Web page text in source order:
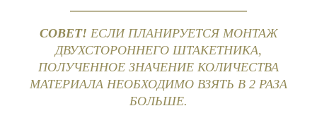
СОВЕТ! ЕСЛИ ПЛАНИРУЕТСЯ МОНТАЖ
ДВУХСТОРОННЕГО ШТАКЕТНИКА,
ПОЛУЧЕННОЕ ЗНАЧЕНИЕ КОЛИЧЕСТВА
МАТЕРИАЛА НЕОБХОДИМО ВЗЯТЬ В 2 РАЗА
БОЛЬШЕ.